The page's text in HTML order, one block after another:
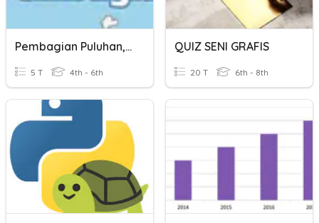
Pembagian Puluhan, Ratusan
5 T 4th - 6th
QUIZ SENI GRAFIS
20 T 6th - 8th